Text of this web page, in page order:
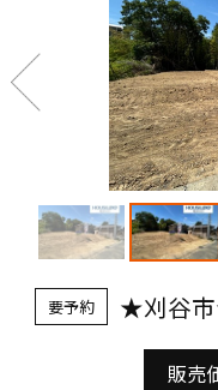
要予約 ★刈谷
販売